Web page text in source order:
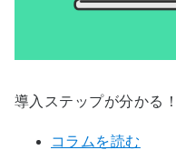
導入ステップが分かる
コラムを読む